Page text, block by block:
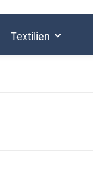
Textilien